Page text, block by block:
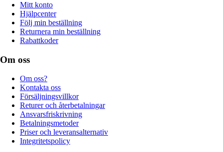
Mitt konto
Hjälpcenter
Följ min beställning
Returnera min beställning
Rabattkoder
Om oss
Om oss?
Kontakta oss
Försäljningsvillkor
Returer och återbetalningar
Ansvarsfriskrivning
Betalningsmetoder
Priser och leveransalternativ
Integritetspolicy